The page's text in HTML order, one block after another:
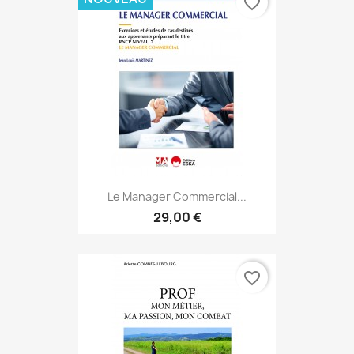
Le Manager Commercial...
29,00 €
favorite_border